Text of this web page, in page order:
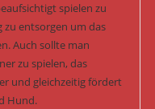
spielen zu
zu entsorgen um das
Auch sollte man
zu spielen, das
und gleichzeitig fördert
Hund.